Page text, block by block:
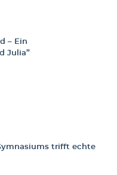
– Ein
Julia”
trifft echte